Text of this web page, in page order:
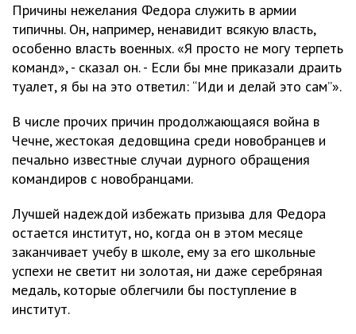
Причины нежелания Федора служить в армии
типичны. Он, например, ненавидит всякую власть,
особенно власть военных. «Я просто не могу терпеть
команд», - сказал он. - Если бы мне приказали драить
туалет, я бы на это ответил: “Иди и делай это сам”».
В числе прочих причин продолжающаяся война в
Чечне, жестокая дедовщина среди новобранцев и
печально известные случаи дурного обращения
командиров с новобранцами.
Лучшей надеждой избежать призыва для Федора
остается институт, но, когда он в этом месяце
заканчивает учебу в школе, ему за его школьные
успехи не светит ни золотая, ни даже серебряная
медаль, которые облегчили бы поступление в
институт.